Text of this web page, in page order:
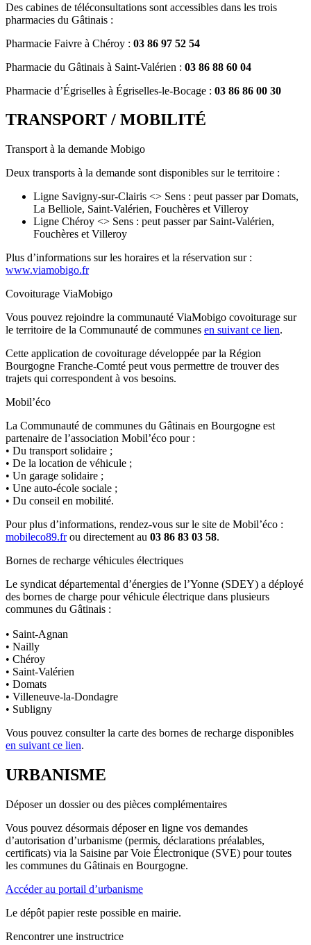
Des cabines de téléconsultations sont accessibles dans les trois
pharmacies du Gâtinais :
Pharmacie Faivre à Chéroy : 03 86 97 52 54
Pharmacie du Gâtinais à Saint-Valérien : 03 86 88 60 04
Pharmacie d’Égriselles à Égriselles-le-Bocage : 03 86 86 00 30
TRANSPORT / MOBILITÉ
Transport à la demande Mobigo
Deux transports à la demande sont disponibles sur le territoire :
Ligne Savigny-sur-Clairis <> Sens : peut passer par Domats,
La Belliole, Saint-Valérien, Fouchères et Villeroy
Ligne Chéroy <> Sens : peut passer par Saint-Valérien,
Fouchères et Villeroy
Plus d’informations sur les horaires et la réservation sur :
www.viamobigo.fr
Covoiturage ViaMobigo
Vous pouvez rejoindre la communauté ViaMobigo covoiturage sur
le territoire de la Communauté de communes en suivant ce lien.
Cette application de covoiturage développée par la Région
Bourgogne Franche-Comté peut vous permettre de trouver des
trajets qui correspondent à vos besoins.
Mobil’éco
La Communauté de communes du Gâtinais en Bourgogne est
partenaire de l’association Mobil’éco pour :
• Du transport solidaire ;
• De la location de véhicule ;
• Un garage solidaire ;
• Une auto-école sociale ;
• Du conseil en mobilité.
Pour plus d’informations, rendez-vous sur le site de Mobil’éco :
mobileco89.frou directement au 03 86 83 03 58.
Bornes de recharge véhicules électriques
Le syndicat départemental d’énergies de l’Yonne (SDEY) a déployé
des bornes de charge pour véhicule électrique dans plusieurs
communes du Gâtinais :
• Saint-Agnan
• Nailly
• Chéroy
• Saint-Valérien
• Domats
• Villeneuve-la-Dondagre
• Subligny
Vous pouvez consulter la carte des bornes de recharge disponibles
en suivant ce lien.
URBANISME
Déposer un dossier ou des pièces complémentaires
Vous pouvez désormais déposer en ligne vos demandes
d’autorisation d’urbanisme (permis, déclarations préalables,
certificats) via la Saisine par Voie Électronique (SVE) pour toutes
les communes du Gâtinais en Bourgogne.
Accéder au portail d’urbanisme
Le dépôt papier reste possible en mairie.
Rencontrer une instructrice